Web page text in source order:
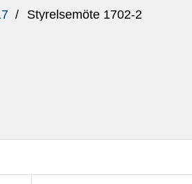
Styrelsemöte 1702-2